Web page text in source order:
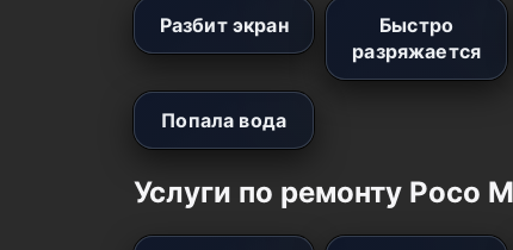
Разбит экран
Быстро
разряжается
Попала вода
Услуги по ремонту Poco